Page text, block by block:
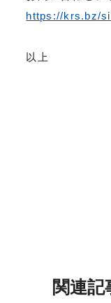
https://krs.bz/
以上
関連記